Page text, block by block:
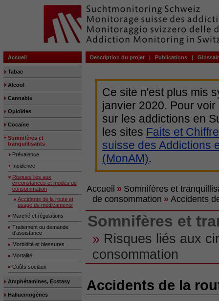
Accueil Description du projet | Publications |
Tabac
Alcool
Cannabis
Opioïdes
Cocaïne
Somnifères et
tranquillisants
Prévalence
Incidence
Risques liés aux
circonstances et modes de
consommation
Accidents de la route et
usage de médicaments
Marché et régulations
Traitement ou demande
d'assistance
Morbidité et blessures
Mortalité
Coûts sociaux
Amphétamines, Ecstasy
Hallucinogènes
Ce site n'est plus mis
janvier 2020. Pour
sur les addictions en
les sites Faits et
suisse des Addictions
(MonAM).
Accueil » Somnifères et
de consommation » Accidents
Somnifères et
» Risques liés aux
consommation
Accidents de la